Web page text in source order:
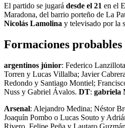
El partido se jugará desde el 21 en el
Maradona, del barrio porteño de La
Nicolás Lamolina y televisado por la
Formaciones probables
argentinos júnior: Federico
Torren y Lucas Villalba; Javier
Redondo y Santiago Montiel;
Nuss y Gabriel Ávalos. DT: gabriela
Arsenal: Alejandro Medina; Néstor
Joaquín Pombo o Lucas Souto y
Rivero, Felipe Peña y Lautaro